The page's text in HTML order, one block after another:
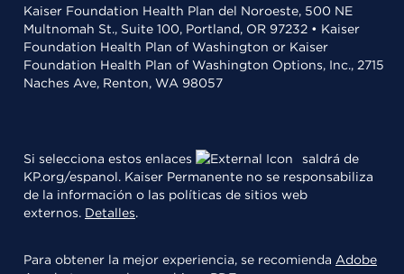
Kaiser Foundation Health Plan del Noroeste, 500 NE
Multnomah St., Suite 100, Portland, OR 97232 • Kaiser
Foundation Health Plan of Washington or Kaiser
Foundation Health Plan of Washington Options, Inc., 2715
Naches Ave, Renton, WA 98057
Si selecciona estos enlaces
saldrá de
KP.org/espanol. Kaiser Permanente no se responsabiliza
de la información o las políticas de sitios web
externos. Detalles.
Para obtener la mejor experiencia, se recomienda Adobe